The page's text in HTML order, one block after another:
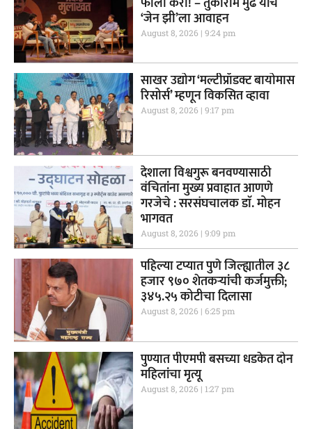
‘जेन झी’ला आवाहन
August 8, 2026 9:24 pm
साखर उद्योग ‘मल्टीप्रॉडक्ट बायोमास
रिसोर्स’ म्हणून विकसित व्हावा
August 8, 2026 9:17 pm
देशाला विश्वगुरू बनवण्यासाठी
वंचितांना मुख्य प्रवाहात आणणे
गरजेचे : सरसंघचालक डाॅ. मोहन
भागवत
August 8, 2026 9:09 pm
पहिल्या टप्यात पुणे जिल्ह्यातील ३८
हजार ९७० शेतकऱ्यांची कर्जमुक्ती;
३४५.२५ कोटीचा दिलासा
August 8, 2026 6:25 pm
पुण्यात पीएमपी बसच्या धडकेत दोन
महिलांचा मृत्यू
August 8, 2026 1:27 pm